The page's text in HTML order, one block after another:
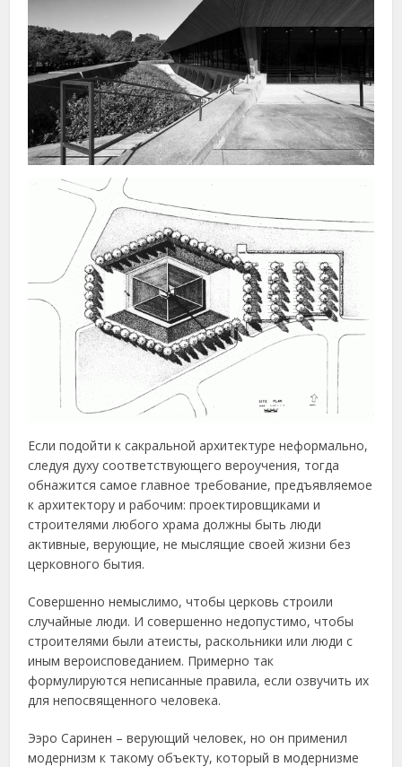
Если подойти к сакральной архитектуре неформально,
следуя духу соответствующего вероучения, тогда
обнажится самое главное требование, предъявляемое
к архитектору и рабочим: проектировщиками и
строителями любого храма должны быть люди
активные, верующие, не мыслящие своей жизни без
церковного бытия.
Совершенно немыслимо, чтобы церковь строили
случайные люди. И совершенно недопустимо, чтобы
строителями были атеисты, раскольники или люди с
иным вероисповеданием. Примерно так
формулируются неписанные правила, если озвучить их
для непосвященного человека.
Ээро Саринен – верующий человек, но он применил
модернизм к такому объекту, который в модернизме